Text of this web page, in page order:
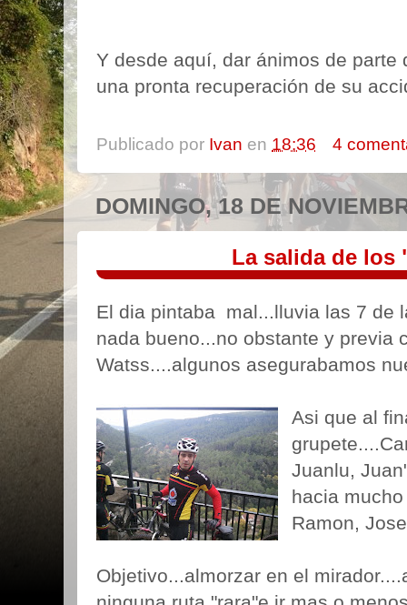
Y desde aquí, dar ánimos de parte
una pronta recuperación de su
Publicado por Ivan en 18:36 4
DOMINGO, 18 DE
La salida de los
El dia pintaba mal...lluvia las 7 de
nada bueno...no obstante y previa
Watss....algunos asegurabamos
Asi que al
Juanlu,
hacia
Ramon,
Objetivo...almorzar en el